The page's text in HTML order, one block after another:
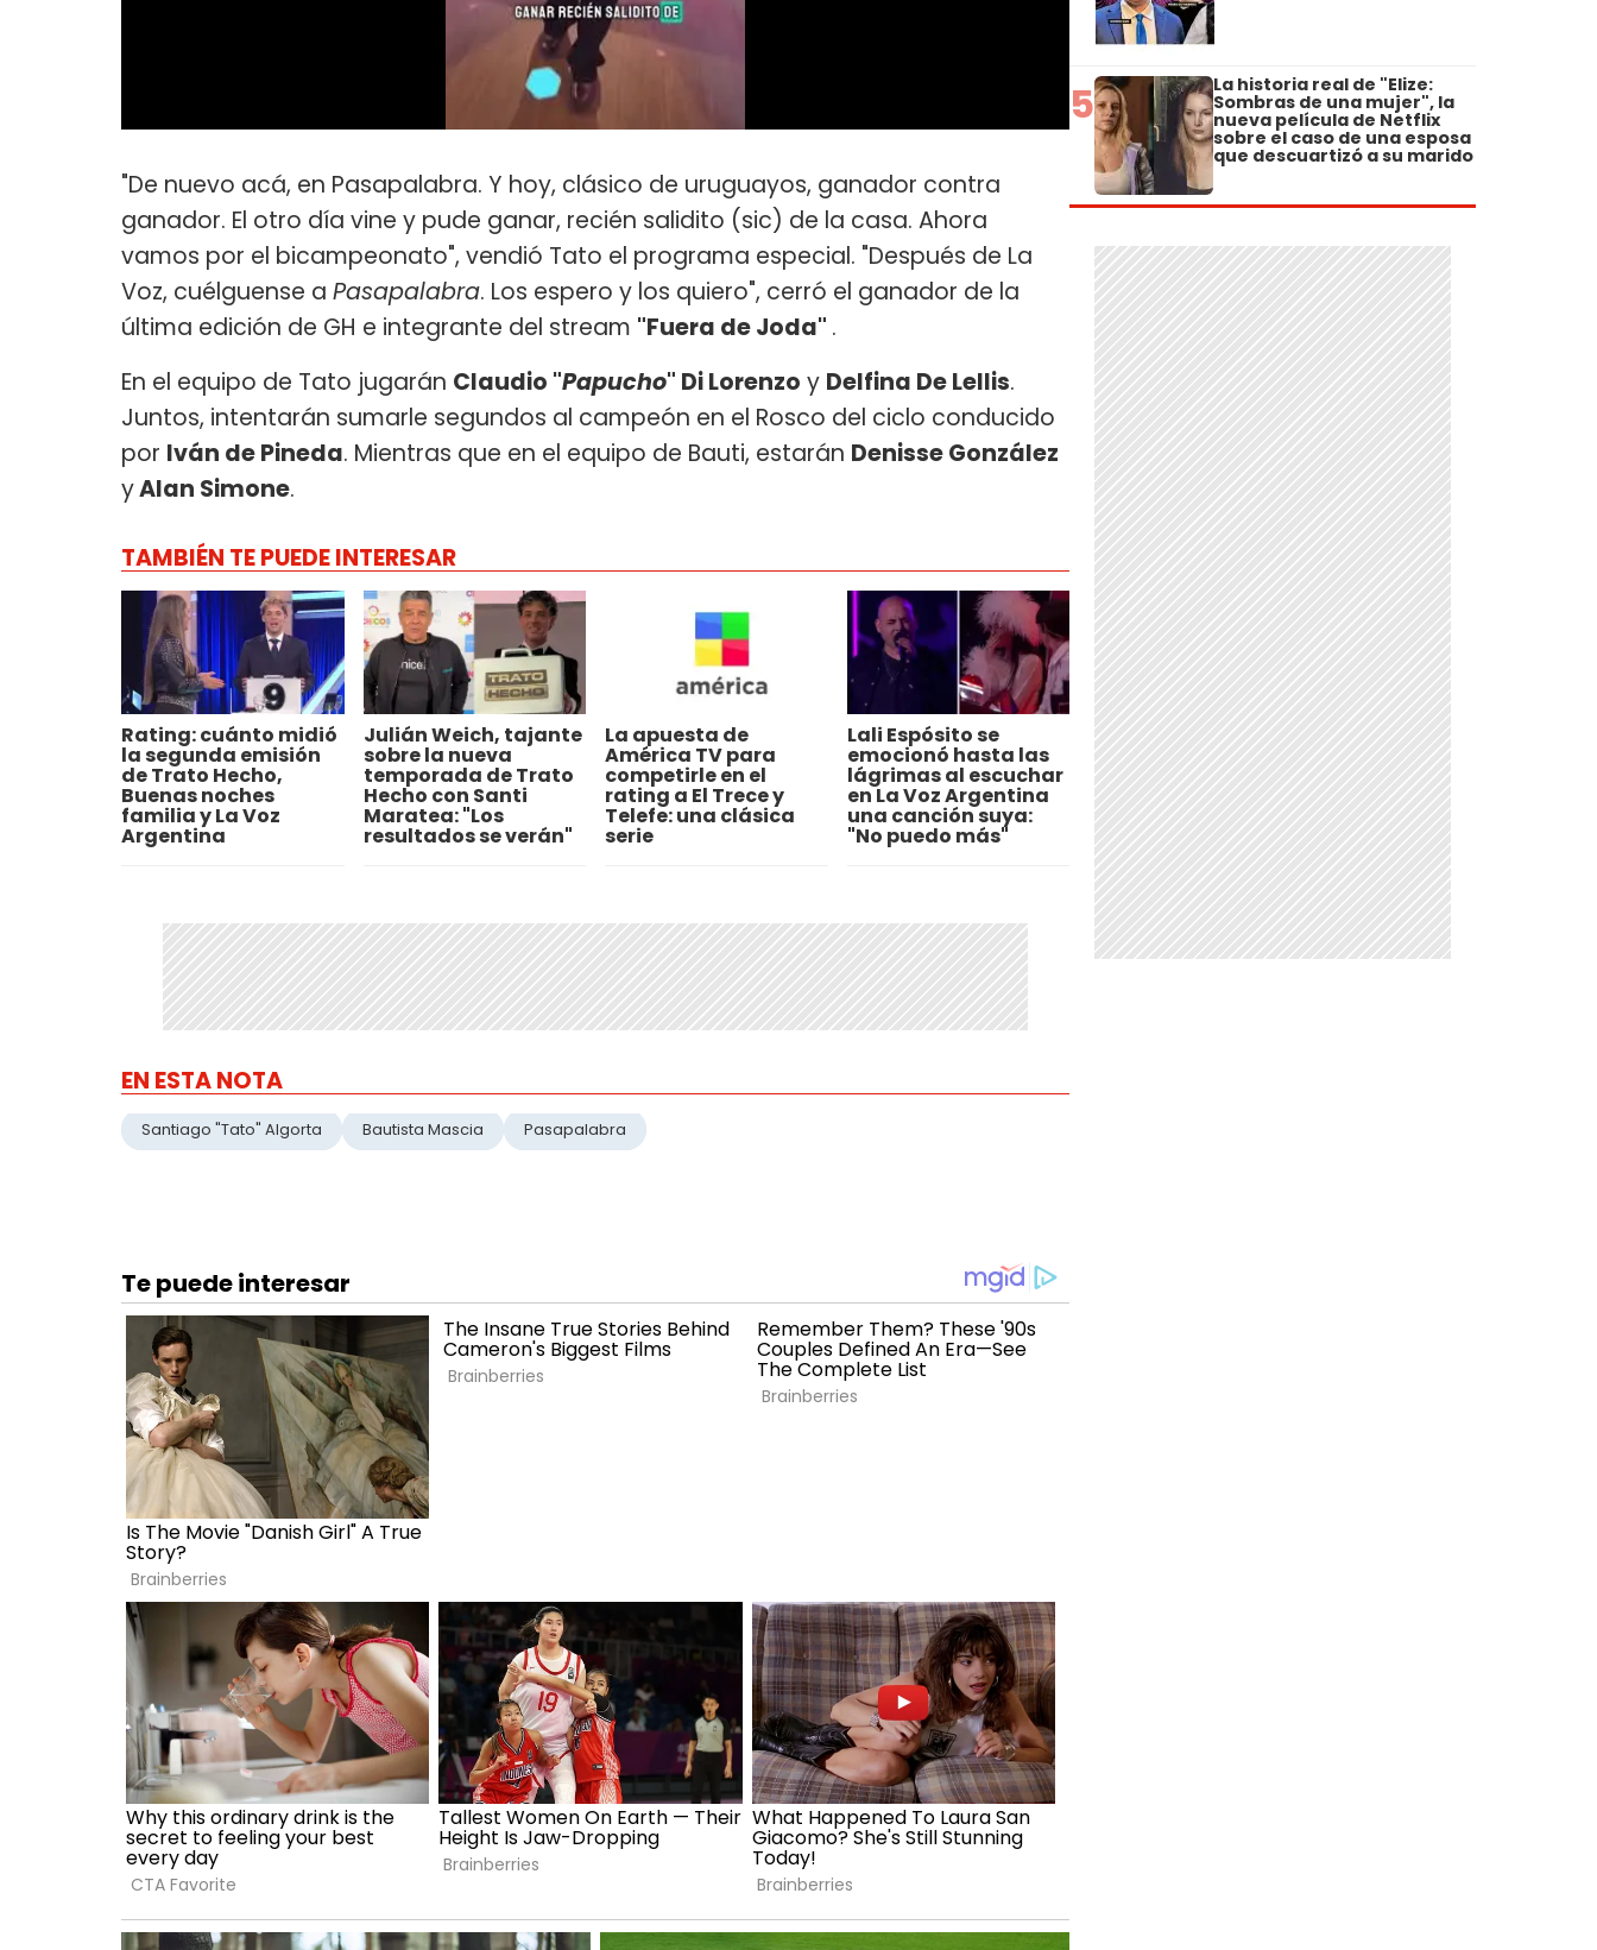
"De nuevo acá, en Pasapalabra. Y hoy, clásico de uruguayos, ganador contra
ganador. El otro día vine y pude ganar, recién salidito (sic) de la casa. Ahora
vamos por el bicampeonato", vendió Tato el programa especial. "Después de La
Voz, cuélguense a Pasapalabra. Los espero y los quiero", cerró el ganador de la
última edición de GH e integrante del stream "Fuera de Joda" .
En el equipo de Tato jugarán Claudio "Papucho" Di Lorenzo y Delfina De Lellis.
Juntos, intentarán sumarle segundos al campeón en el Rosco del ciclo conducido
por Iván de Pineda. Mientras que en el equipo de Bauti, estarán Denisse González
yAlan Simone.
TAMBIÉN TE PUEDE INTERESAR
Rating: cuánto midió
la segunda emisión
de Trato Hecho,
Buenas noches
familia y La Voz
Argentina
Julián Weich, tajante
sobre la nueva
temporada de Trato
Hecho con Santi
Maratea: "Los
resultados se verán"
La apuesta de
América TV para
competirle en el
rating a El Trece y
Telefe: una clásica
serie
Lali Espósito se
emocionó hasta las
lágrimas al escuchar
en La Voz Argentina
una canción suya:
"No puedo más"
EN ESTA NOTA
Santiago "Tato" Algorta Bautista Mascia Pasapalabra
5 La historia real de "Elize:
Sombras de una mujer", la
nueva película de Netflix
sobre el caso de una esposa
que descuartizó a su marido